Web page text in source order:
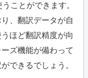
ことができます。
、翻訳データが自
ほど翻訳精度が向
ズ機能が備わって
できるでしょう。